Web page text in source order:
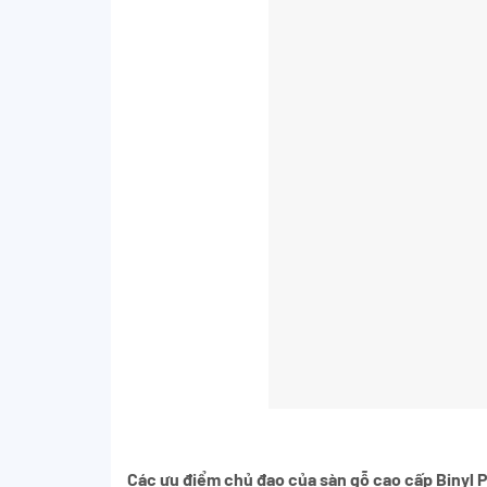
Các ưu điểm chủ đạo của sàn gỗ cao cấp Binyl